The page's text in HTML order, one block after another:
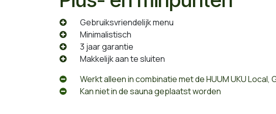
​Gebruiksvriendelijk menu
​Minimalistisch
​3 jaar garantie
Makkelijk aan te sluiten
​Werkt alleen in combinatie met de HUUM UKU Local,
​Kan niet in de sauna geplaatst worden